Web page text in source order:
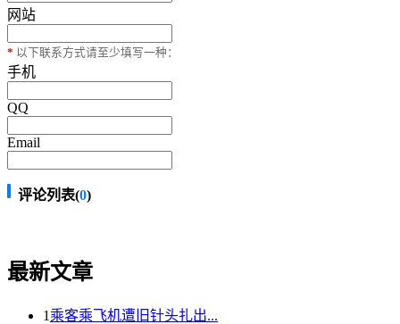
网站
* 以下联系方式请至少填写一种：
手机
QQ
Email
评论列表(0)
最新文章
1 乘客乘飞机遭旧针头扎出...